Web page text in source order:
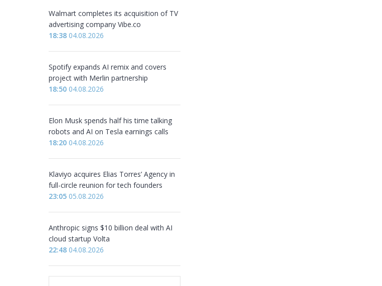
Walmart completes its acquisition of TV
advertising company Vibe.co
18:38 04.08.2026
Spotify expands AI remix and covers
project with Merlin partnership
18:50 04.08.2026
Elon Musk spends half his time talking
robots and AI on Tesla earnings calls
18:20 04.08.2026
Klaviyo acquires Elias Torres’ Agency in
full-circle reunion for tech founders
23:05 05.08.2026
Anthropic signs $10 billion deal with AI
cloud startup Volta
22:48 04.08.2026